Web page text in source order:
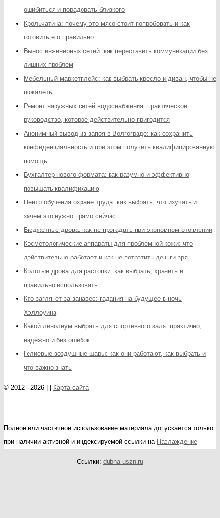
ошибиться и порадовать близкого
Крольчатина: почему это мясо стоит попробовать и как
готовить его правильно
Вынос инженерных сетей: как переставить коммуникации без
лишних проблем
Мебельный маркетплейс: как выбрать кресло и диван, чтобы не
пожалеть
Ремонт наружных сетей водоснабжения: практическое
руководство, которое действительно пригодится
Анонимный вывод из запоя в Волгограде: как сохранить
конфиденциальность и при этом получить квалифицированную
помощь
Бухгалтер нового формата: как разумно и эффективно
повышать квалификацию
Центр обучения охране труда: как выбрать, что изучать и
зачем это нужно прямо сейчас
Бюджетные дрова: как не прогадать при экономном отоплении
Косметологические аппараты для проблемной кожи: что
действительно работает и как не потратить деньги зря
Колотые дрова для растопки: как выбрать, хранить и
правильно использовать
Кто заглянет за занавес: гадания на будущее в ночь
Хэллоуина
Какой линолеум выбрать для спортивного зала: практично,
надёжно и без ошибок
Гелиевые воздушные шары: как они работают, как выбрать и
что важно знать
© 2012 - 2026 | | Карта сайта
Полное или частичное использование материала допускается только
при наличии активной и индексируемой ссылки на Наслаждение
Ссылки: dubna-uszn.ru